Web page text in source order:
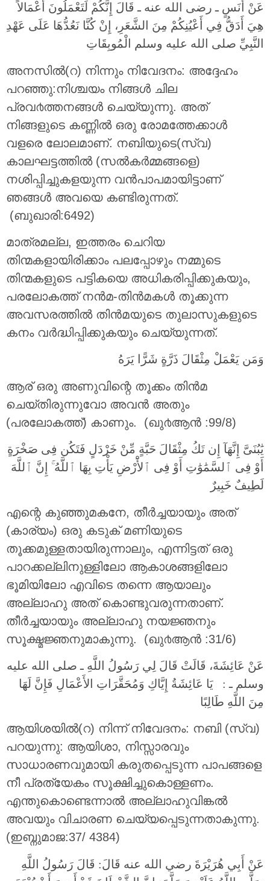
عَنْ أَنَسٍ ـ رضى الله عنه ـ قَالَ إِنَّكُمْ لَتَعْمَلُونَ أَعْمَالاً
هِيَ أَدَقُّ فِي أَعْيُنِكُمْ مِنَ الشَّعَرِ، إِنْ كُنَّا نَعُدُّهَا عَلَى عَهْدِ
النَّبِيِّ صلى الله عليه وسلم الْمُوبِقَاتِ
അനസില്‍(റ) നിന്നും നിവേദനം: അദ്ദേഹം
പറഞ്ഞു:നിശ്ചയം നിങ്ങള്‍ ചില
പ്രവ൪ത്തനങ്ങള്‍ ചെയ്യുന്നു. അത്
നിങ്ങളുടെ കണ്ണില്‍ ഒരു രോമത്തേക്കാള്‍
വളരെ ലോലമാണ്. നബിയുടെ(സ്വ)
കാലഘട്ടത്തില്‍ (സല്‍കര്‍മ്മങ്ങളെ)
നശിപ്പിച്ചുകളയുന്ന വന്‍പാപമായിട്ടാണ്
ഞങ്ങള്‍ അവയെ കണ്ടിരുന്നത്.
(ബുഖാരി:6492)
മാത്രമല്ല, ഇത്തരം ചെറിയ
തിന്മകളായിരിക്കാം പലപ്പോഴും നമ്മുടെ
തിന്മകളുടെ പട്ടികയെ അധികരിപ്പിക്കുകയും,
പരലോകത്ത് നന്‍മ-തിന്‍മകള്‍ തൂക്കുന്ന
അവസരത്തില്‍ തിന്‍മയുടെ തുലാസുകളുടെ
കനം വര്‍ദ്ധിപ്പിക്കുകയും ചെയ്യുന്നത്.
ﻭَﻣَﻦ ﻳَﻌْﻤَﻞْ ﻣِﺜْﻘَﺎﻝَ ﺫَﺭَّﺓٍ ﺷَﺮًّا ﻳَﺮَﻩُ
ആര് ഒരു അണുവിന്റെ തൂക്കം തിന്‍മ
ചെയ്തിരുന്നുവോ അവന്‍ അതും
(പരലോകത്ത്) കാണും. (ഖു൪ആന്‍ :99/8)
ﻳَٰﺒُﻨَﻰَّ ﺇِﻧَّﻬَﺎٓ ﺇِﻥ ﺗَﻚُ ﻣِﺜْﻘَﺎﻝَ ﺣَﺒَّﺔٍ ﻣِّﻦْ ﺧَﺮْﺩَﻝٍ ﻓَﺘَﻜُﻦ ﻓِﻰ ﺻَﺨْﺮَﺓٍ
ﺃَﻭْ ﻓِﻰ ٱﻟﺴَّﻤَٰﻮَٰﺕِ ﺃَﻭْ ﻓِﻰ ٱﻷَْﺭْﺽِ ﻳَﺄْﺕِ ﺑِﻬَﺎ ٱﻟﻠَّﻪُ ۚ ﺇِﻥَّ ٱﻟﻠَّﻪَ
ﻟَﻄِﻴﻒٌ ﺧَﺒِﻴﺮٌ
എന്റെ കുഞ്ഞുമകനേ, തീര്‍ച്ചയായും അത്
(കാര്യം) ഒരു കടുക് മണിയുടെ
തൂക്കമുള്ളതായിരുന്നാലും, എന്നിട്ടത് ഒരു
പാറക്കല്ലിനുള്ളിലോ ആകാശങ്ങളിലോ
ഭൂമിയിലോ എവിടെ തന്നെ ആയാലും
അല്ലാഹു അത് കൊണ്ടുവരുന്നതാണ്‌.
തീര്‍ച്ചയായും അല്ലാഹു നയജ്ഞനും
സൂക്ഷ്മജ്ഞനുമാകുന്നു. (ഖു൪ആന്‍ :31/6)
عَنْ عَائِشَةَ، قَالَتْ قَالَ لِي رَسُولُ اللَّهِ ـ صلى الله عليه
وسلم ـ ‏:‏ ‏ ‏ يَا عَائِشَةُ إِيَّاكِ وَمُحَقَّرَاتِ الأَعْمَالِ فَإِنَّ لَهَا
مِنَ اللَّهِ طَالِبًا
ആയിശയില്‍(റ) നിന്ന് നിവേദനം: നബി (സ്വ)
പറയുന്നു: ആയിശാ, നിസ്സാരവും
സാധാരണവുമായി കരുതപ്പെടുന്ന പാപങ്ങളെ
നീ പ്രത്യേകം സൂക്ഷിച്ചുകൊള്ളണം.
എന്തുകൊണ്ടെന്നാല്‍ അല്ലാഹുവിങ്കല്‍
അവയും വിചാരണ ചെയ്യപ്പെടുന്നതാകുന്നു.
(ഇബ്നുമാജ:37/ 4384)
عَنْ أَبِي هُرَيْرَةَ رضي الله عنه قَالَ: قَالَ رَسُولُ اللَّهِ